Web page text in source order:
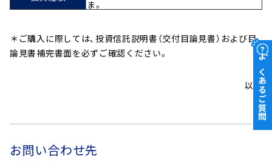
ま。
＊ご購入に際しては、投資信託説明書（交付目論見書）および目
論見書補完書面を必ずご確認ください。
以上
お問い合わせ先
よくあるご質問